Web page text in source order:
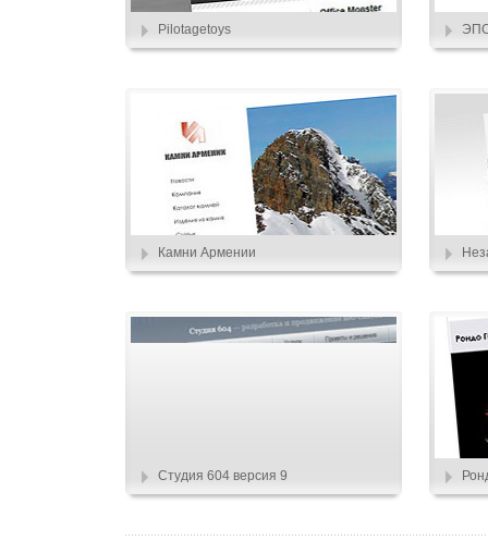
Pilotagetoys
Камни Армении
Студия 604 версия 9